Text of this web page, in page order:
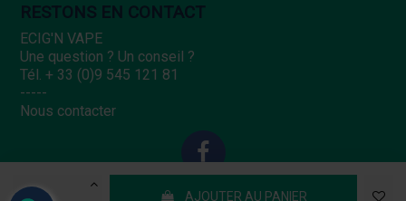
AJOUTER AU PANIER
RESTONS EN CONTACT
ECIG'N VAPE
Une question ? Un conseil ?
Tél. + 33 (0)9 545 121 81
-----
Nous contacter